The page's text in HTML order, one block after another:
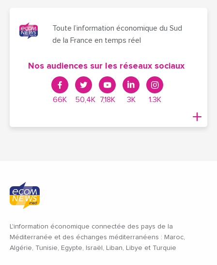
Toute l’information économique du Sud
de la France en temps réel
Nos audiences sur les réseaux sociaux
66K 50,4K 7,18K 3K 1.3K
L'information économique connectée des pays de la
Méditerranée et des échanges méditerranéens : Maroc,
Algérie, Tunisie, Egypte, Israël, Liban, Libye et Turquie